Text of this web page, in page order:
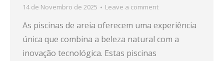
14 de Novembro de 2025
Leave a comment
As piscinas de areia oferecem uma experiência
única que combina a beleza natural com a
inovação tecnológica. Estas piscinas